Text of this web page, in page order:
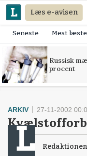
Læs e-avisen
Seneste Mest læste
Russisk
procent
ARKIV 27-11-2002
Redaktionen